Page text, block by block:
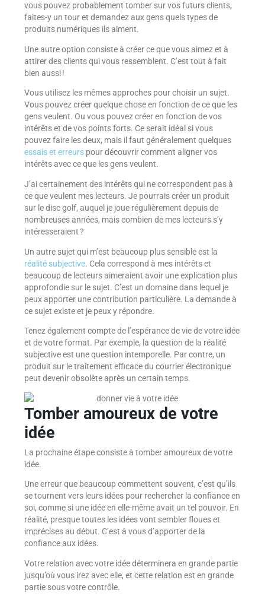
vous pouvez probablement tomber sur vos futurs clients,
faites-y un tour et demandez aux gens quels types de
produits numériques ils aiment.
Une autre option consiste à créer ce que vous aimez et à
attirer des clients qui vous ressemblent. C’est tout à fait
bien aussi !
Vous utilisez les mêmes approches pour choisir un sujet.
Vous pouvez créer quelque chose en fonction de ce que les
gens veulent. Ou vous pouvez créer en fonction de vos
intérêts et de vos points forts. Ce serait idéal si vous
pouvez faire les deux, mais il faut généralement quelques
essais et erreurspour découvrir comment aligner vos
intérêts avec ce que les gens veulent.
J’ai certainement des intérêts qui ne correspondent pas à
ce que veulent mes lecteurs. Je pourrais créer un produit
sur le disc golf, auquel je joue régulièrement depuis de
nombreuses années, mais combien de mes lecteurs s’y
intéresseraient ?
Un autre sujet qui m’est beaucoup plus sensible est la
réalité subjective. Cela correspond à mes intérêts et
beaucoup de lecteurs aimeraient avoir une explication plus
approfondie sur le sujet. C’est un domaine dans lequel je
peux apporter une contribution particulière. La demande à
ce sujet existe et je peux y répondre.
Tenez également compte de l’espérance de vie de votre idée
et de votre format. Par exemple, la question de la réalité
subjective est une question intemporelle. Par contre, un
produit sur le traitement efficace du courrier électronique
peut devenir obsolète après un certain temps.
Tomber amoureux de votre
idée
La prochaine étape consiste à tomber amoureux de votre
idée.
Une erreur que beaucoup commettent souvent, c’est qu’ils
se tournent vers leurs idées pour rechercher la confiance en
soi, comme si une idée en elle-même avait un tel pouvoir. En
réalité, presque toutes les idées vont sembler floues et
imprécises au début. C’est à vous d’apporter de la
confiance aux idées.
Votre relation avec votre idée déterminera en grande partie
jusqu’où vous irez avec elle, et cette relation est en grande
partie sous votre contrôle.